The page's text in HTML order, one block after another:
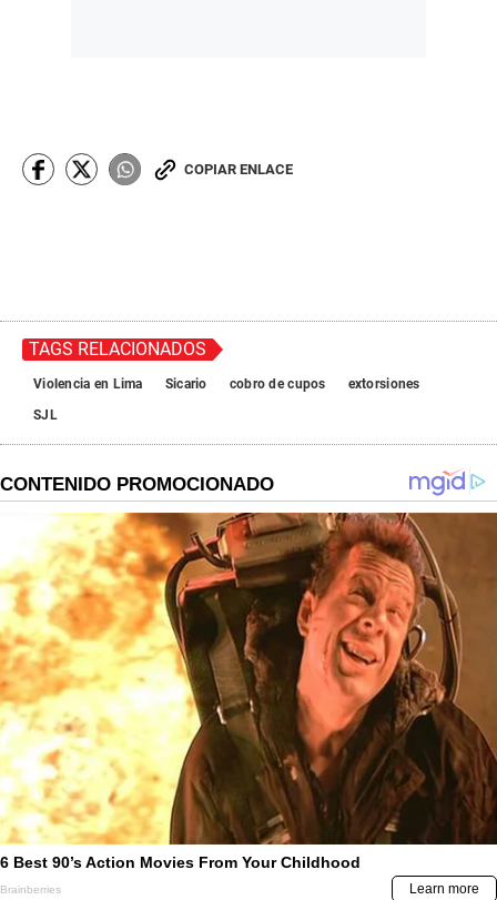
COPIAR ENLACE
TAGS RELACIONADOS
Violencia en Lima Sicario cobro de cupos
extorsiones
SJL